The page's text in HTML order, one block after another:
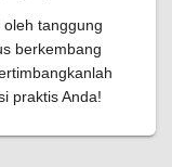
tanggung
berkembang
praktis Anda!